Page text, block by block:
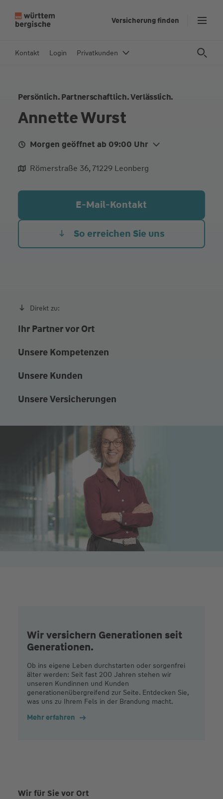
In
Versicherung finden
Kontakt Login Privatkunden
Persönlich. Partnerschaftlich. Verlässlich.
Annette Wurst
Morgen geöffnet ab 09:00 Uhr
Mo.
09:00 - 12:00
15:00 - 17:00
09:00 - 12:00
und Termine nach Vereinbarung
Römerstraße 36, 71229 Leonberg
E-Mail-Kontakt
So erreichen Sie uns
Direkt zu:
Ihr Partner vor Ort
Unsere Kompetenzen
Unsere Kunden
Unsere Versicherungen
Wir versichern Generationen seit
Generationen.
Ob ins eigene Leben durchstarten oder sorgenfrei
älter werden: Seit fast 200 Jahren stehen wir
unseren Kundinnen und Kunden
generationenübergreifend zur Seite. Entdecken Sie,
was uns zu Ihrem Fels in der Brandung macht.
Mehr erfahren
Wir für Sie vor Ort